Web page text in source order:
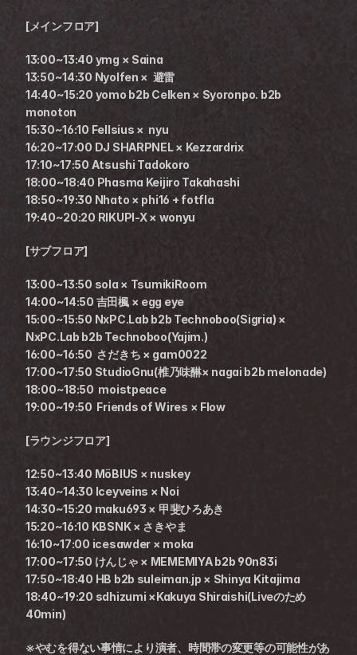
[メインフロア]
13:00~13:40 ymg × Saina
13:50~14:30 Nyolfen ×  避雷
14:40~15:20 yomo b2b Celken × Syoronpo. b2b
monoton
15:30~16:10 Fellsius ×  nyu
16:20~17:00 DJ SHARPNEL × Kezzardrix
17:10~17:50 Atsushi Tadokoro
18:00~18:40 Phasma Keijiro Takahashi
18:50~19:30 Nhato × phi16 + fotfla
19:40~20:20 RIKUPI-X × wonyu
[サブフロア]
13:00~13:50 sola × TsumikiRoom
14:00~14:50 吉田楓 × egg eye
15:00~15:50 NxPC.Lab b2b Technoboo(Sigria) ×
NxPC.Lab b2b Technoboo(Yajim.)
16:00~16:50  さだきち × gam0022
17:00~17:50 StudioGnu(椎乃味醂× nagai b2b melonade)
18:00~18:50  moistpeace
19:00~19:50  Friends of Wires × Flow
[ラウンジフロア]
12:50~13:40 MöBIUS × nuskey
13:40~14:30 Iceyveins × Noi
14:30~15:20 maku693 × 甲斐ひろあき
15:20~16:10 KBSNK × さきやま
16:10~17:00 icesawder × moka
17:00~17:50 けんじゃ × MEMEMIYA b2b 90n83i
17:50~18:40 HB b2b suleiman.jp × Shinya Kitajima
18:40~19:20 sdhizumi ×Kakuya Shiraishi(Liveのため
40min)
※やむを得ない事情により演者、時間帯の変更等の可能性があ